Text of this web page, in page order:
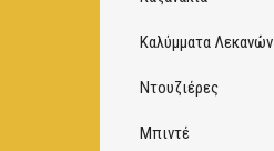
Καλύμματα Λεκανών
Ντουζιέρες
Μπιντέ